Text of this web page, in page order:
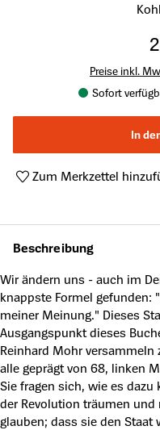
Preise inkl.
Sofort
In
Zum Merkzettel
Beschreibung
Wir ändern uns - auch im
knappste Formel
meiner Meinung." Dieses
Ausgangspunkt dieses
Reinhard Mohr
alle geprägt von 68, linken
Sie fragen sich, wie es
der Revolution träumen
glauben; dass sie den Staat